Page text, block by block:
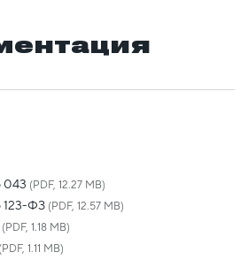
043 (PDF, 12.27 MB)
123-ФЗ (PDF, 12.57 MB)
(PDF, 1.18 MB)
(PDF, 1.11 MB)